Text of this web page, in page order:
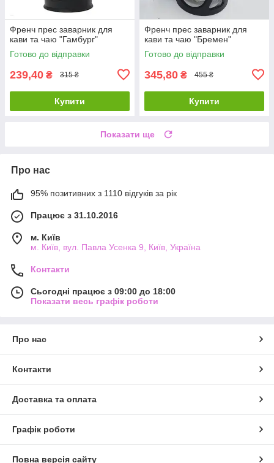
Френч прес заварник для
кави та чаю "Гамбург"
Готово до відправки
239,40 ₴ 315 ₴
Купити
Френч прес заварник для
кави та чаю "Бремен"
Готово до відправки
345,80 ₴ 455 ₴
Купити
Показати ще
Про нас
95% позитивних з 1110 відгуків за рік
Працює з 31.10.2016
м. Київ
м. Київ, вул. Павла Усенка 9, Київ, Україна
Контакти
Сьогодні працює з 09:00 до 18:00
Показати весь графік роботи
Про нас
Контакти
Доставка та оплата
Графік роботи
Повна версія сайту